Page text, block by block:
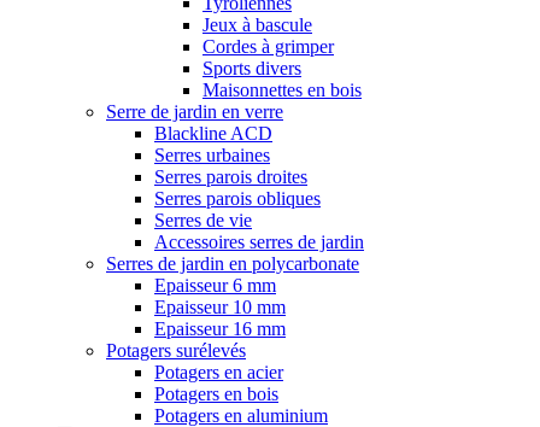
Jeux à bascule
Cordes à grimper
Sports divers
Maisonnettes en bois
Serre de jardin en verre
Blackline ACD
Serres urbaines
Serres parois droites
Serres parois obliques
Serres de vie
Accessoires serres de jardin
Serres de jardin en polycarbonate
Epaisseur 6 mm
Epaisseur 10 mm
Epaisseur 16 mm
Potagers surélevés
Potagers en acier
Potagers en bois
Potagers en aluminium